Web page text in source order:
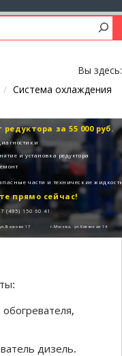
Вы здесь:
Система охлаждения
за 55 000 руб.
и установка редуктора
части и технические
17
прямо сейчас!
(495) 150 60 41
г.Москва, ул.Киевская 14
дизель.